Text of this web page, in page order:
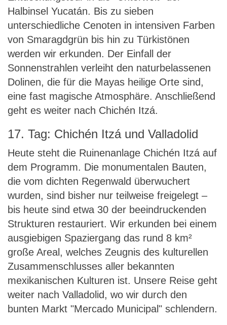
Halbinsel Yucatán. Bis zu sieben
unterschiedliche Cenoten in intensiven Farben
von Smaragdgrün bis hin zu Türkistönen
werden wir erkunden. Der Einfall der
Sonnenstrahlen verleiht den naturbelassenen
Dolinen, die für die Mayas heilige Orte sind,
eine fast magische Atmosphäre. Anschließend
geht es weiter nach Chichén Itzá.
17. Tag: Chichén Itzá und Valladolid
Heute steht die Ruinenanlage Chichén Itzá auf
dem Programm. Die monumentalen Bauten,
die vom dichten Regenwald überwuchert
wurden, sind bisher nur teilweise freigelegt –
bis heute sind etwa 30 der beeindruckenden
Strukturen restauriert. Wir erkunden bei einem
ausgiebigen Spaziergang das rund 8 km²
große Areal, welches Zeugnis des kulturellen
Zusammenschlusses aller bekannten
mexikanischen Kulturen ist. Unsere Reise geht
weiter nach Valladolid, wo wir durch den
bunten Markt "Mercado Municipal" schlendern.